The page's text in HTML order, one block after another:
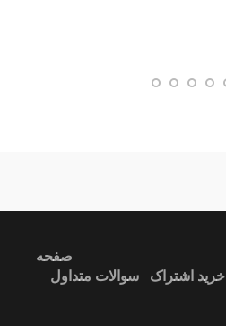
صفحه
خرید اشتراک
سوالات متداول